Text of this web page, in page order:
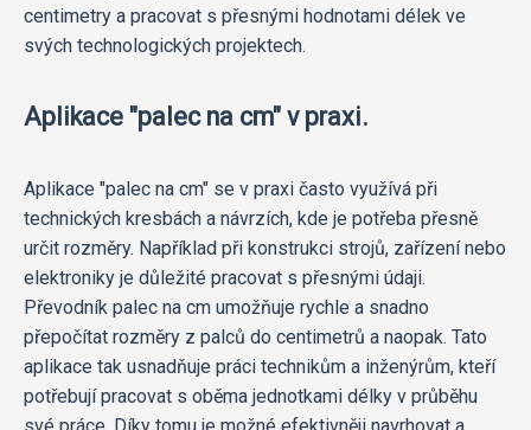
centimetry a pracovat s přesnými hodnotami délek ve
svých technologických projektech.
Aplikace "palec na cm" v praxi.
Aplikace "palec na cm" se v praxi často využívá při
technických kresbách a návrzích, kde je potřeba přesně
určit rozměry. Například při konstrukci strojů, zařízení nebo
elektroniky je důležité pracovat s přesnými údaji.
Převodník palec na cm umožňuje rychle a snadno
přepočítat rozměry z palců do centimetrů a naopak. Tato
aplikace tak usnadňuje práci technikům a inženýrům, kteří
potřebují pracovat s oběma jednotkami délky v průběhu